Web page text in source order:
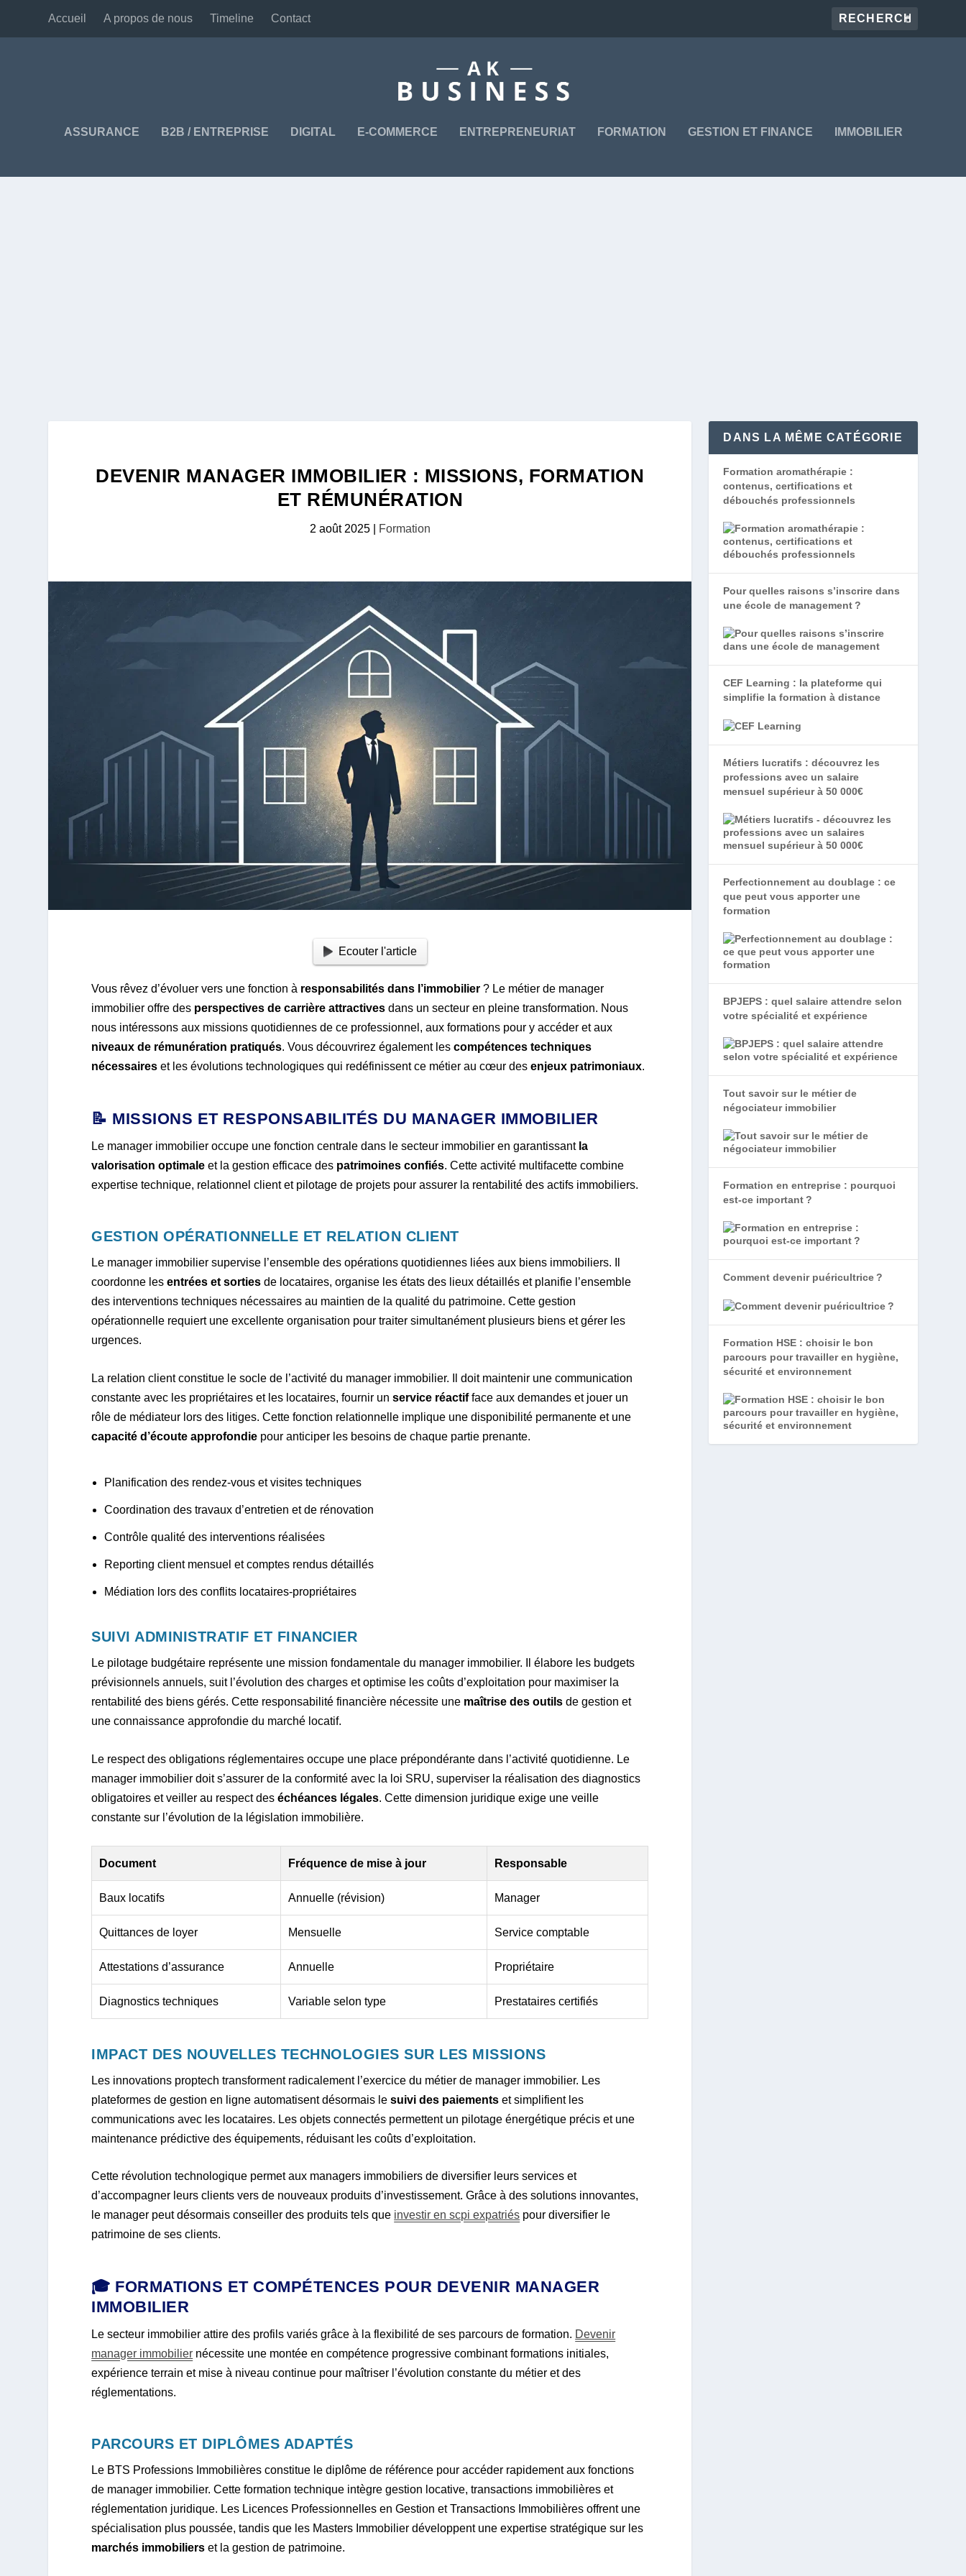
Accueil A propos de nous Timeline Contact
ASSURANCE B2B / ENTREPRISE DIGITAL E-COMMERCE ENTREPRENEURIAT FORMATION GESTION ET FINANCE IMMOBILIER
DEVENIR MANAGER IMMOBILIER : MISSIONS, FORMATION
ET RÉMUNÉRATION
2 août 2025| Formation
Ecouter l'article
Vous rêvez d’évoluer vers une fonction à responsabilités dans l’immobilier ? Le métier de manager
immobilier offre des perspectives de carrière attractives dans un secteur en pleine transformation. Nous
nous intéressons aux missions quotidiennes de ce professionnel, aux formations pour y accéder et aux
niveaux de rémunération pratiqués. Vous découvrirez également lescompétences techniques
nécessaires et les évolutions technologiques qui redéfinissent ce métier au cœur desenjeux patrimoniaux.
📝 MISSIONS ET RESPONSABILITÉS DU MANAGER IMMOBILIER
Le manager immobilier occupe une fonction centrale dans le secteur immobilier en garantissant la
valorisation optimale et la gestion efficace des patrimoines confiés. Cette activité multifacette combine
expertise technique, relationnel client et pilotage de projets pour assurer la rentabilité des actifs immobiliers.
GESTION OPÉRATIONNELLE ET RELATION CLIENT
Le manager immobilier supervise l’ensemble des opérations quotidiennes liées aux biens immobiliers. Il
coordonne lesentrées et sorties de locataires, organise les états des lieux détaillés et planifie l’ensemble
des interventions techniques nécessaires au maintien de la qualité du patrimoine. Cette gestion
opérationnelle requiert une excellente organisation pour traiter simultanément plusieurs biens et gérer les
urgences.
La relation client constitue le socle de l’activité du manager immobilier. Il doit maintenir une communication
constante avec les propriétaires et les locataires, fournir unservice réactifface aux demandes et jouer un
rôle de médiateur lors des litiges. Cette fonction relationnelle implique une disponibilité permanente et une
capacité d’écoute approfondie pour anticiper les besoins de chaque partie prenante.
Planification des rendez-vous et visites techniques
Coordination des travaux d’entretien et de rénovation
Contrôle qualité des interventions réalisées
Reporting client mensuel et comptes rendus détaillés
Médiation lors des conflits locataires-propriétaires
SUIVI ADMINISTRATIF ET FINANCIER
Le pilotage budgétaire représente une mission fondamentale du manager immobilier. Il élabore les budgets
prévisionnels annuels, suit l’évolution des charges et optimise les coûts d’exploitation pour maximiser la
rentabilité des biens gérés. Cette responsabilité financière nécessite une maîtrise des outils de gestion et
une connaissance approfondie du marché locatif.
Le respect des obligations réglementaires occupe une place prépondérante dans l’activité quotidienne. Le
manager immobilier doit s’assurer de la conformité avec la loi SRU, superviser la réalisation des diagnostics
obligatoires et veiller au respect deséchéances légales. Cette dimension juridique exige une veille
constante sur l’évolution de la législation immobilière.
Document Fréquence de mise à jour Responsable
Baux locatifs Annuelle (révision) Manager
Quittances de loyer Mensuelle Service comptable
Attestations d’assurance Annuelle Propriétaire
Diagnostics techniques Variable selon type Prestataires certifiés
IMPACT DES NOUVELLES TECHNOLOGIES SUR LES MISSIONS
Les innovations proptech transforment radicalement l’exercice du métier de manager immobilier. Les
plateformes de gestion en ligne automatisent désormais lesuivi des paiements et simplifient les
communications avec les locataires. Les objets connectés permettent un pilotage énergétique précis et une
maintenance prédictive des équipements, réduisant les coûts d’exploitation.
Cette révolution technologique permet aux managers immobiliers de diversifier leurs services et
d’accompagner leurs clients vers de nouveaux produits d’investissement. Grâce à des solutions innovantes,
le manager peut désormais conseiller des produits tels que investir en scpi expatriés pour diversifier le
patrimoine de ses clients.
🎓 FORMATIONS ET COMPÉTENCES POUR DEVENIR MANAGER
IMMOBILIER
Le secteur immobilier attire des profils variés grâce à la flexibilité de ses parcours de formation. Devenir
manager immobilier nécessite une montée en compétence progressive combinant formations initiales,
expérience terrain et mise à niveau continue pour maîtriser l’évolution constante du métier et des
réglementations.
PARCOURS ET DIPLÔMES ADAPTÉS
Le BTS Professions Immobilières constitue le diplôme de référence pour accéder rapidement aux fonctions
de manager immobilier. Cette formation technique intègre gestion locative, transactions immobilières et
réglementation juridique. Les Licences Professionnelles en Gestion et Transactions Immobilières offrent une
spécialisation plus poussée, tandis que les Masters Immobilier développent une expertise stratégique sur les
marchés immobiliers et la gestion de patrimoine.
DANS LA MÊME CATÉGORIE
Formation aromathérapie :
contenus, certifications et
débouchés professionnels
Pour quelles raisons s’inscrire dans
une école de management ?
CEF Learning : la plateforme qui
simplifie la formation à distance
Métiers lucratifs : découvrez les
professions avec un salaire
mensuel supérieur à 50 000€
Perfectionnement au doublage : ce
que peut vous apporter une
formation
BPJEPS : quel salaire attendre selon
votre spécialité et expérience
Tout savoir sur le métier de
négociateur immobilier
Formation en entreprise : pourquoi
est-ce important ?
Comment devenir puéricultrice ?
Formation HSE : choisir le bon
parcours pour travailler en hygiène,
sécurité et environnement